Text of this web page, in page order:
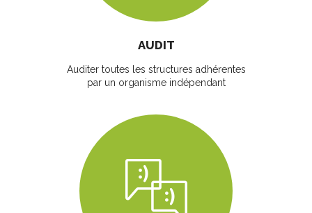
AUDIT
Auditer toutes les structures adhérentes
par un organisme indépendant